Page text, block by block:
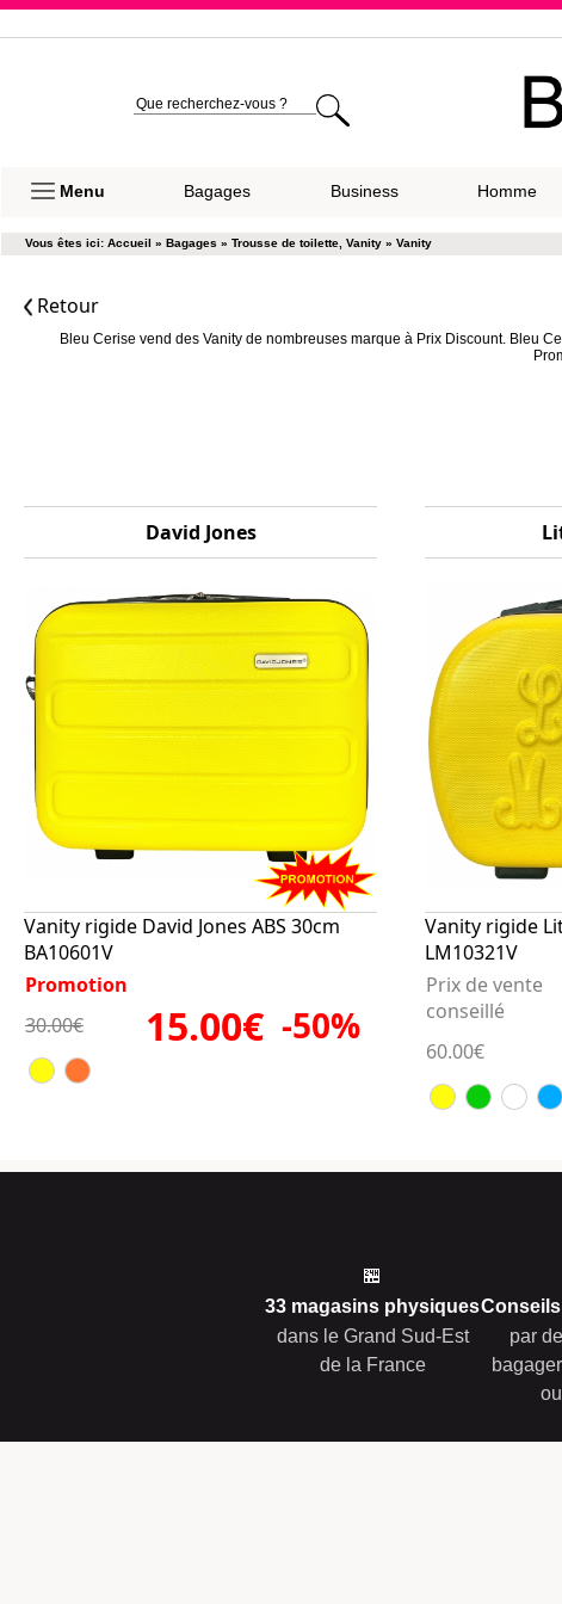
Expédition
Menu Bagages Business Homme
Vous êtes ici: Accueil » Bagages » Trousse de toilette, Vanity » Vanity
Retour
Bleu Cerise vend des Vanity de nombreuses marque à Prix Discount. Bleu
David Jones
Vanity rigide David Jones ABS 30cm
BA10601V
Promotion
30.00€
15.00€ -50%
Vanity rigide
LM10321V
Prix de vente
conseillé
60.00€
🏪
33 magasins physiques
dans le Grand Sud-Est
de la France
par